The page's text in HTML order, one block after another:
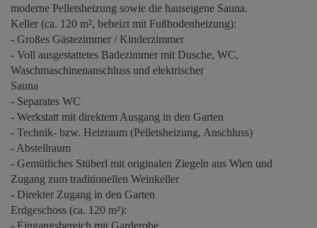
moderne Pelletsheizung sowie die hauseigene Sauna.
Keller (ca. 120 m², beheizt mit Fußbodenheizung):
- Großes Gästezimmer / Kinderzimmer
- Voll ausgestattetes Badezimmer mit Dusche, WC,
Waschmaschinenanschluss und elektrischer
Sauna
- Separates WC
- Werkstatt mit direktem Ausgang in den Garten
- Technik- bzw. Heizraum (Pelletsheizung, Anschluss)
- Abstellraum
- Gemütliches Stüberl mit originalen Ziegeln aus Wien und
Zugang zum traditionellen Weinkeller
- Direkter Zugang in den Garten
Erdgeschoss (ca. 120 m²):